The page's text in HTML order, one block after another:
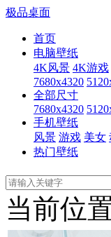
极品桌面
首页
电脑壁纸
4K风景 4K游戏
7680x4320
全部尺寸
7680x4320
手机壁纸
风景 游戏 美女
热门壁纸
当前位